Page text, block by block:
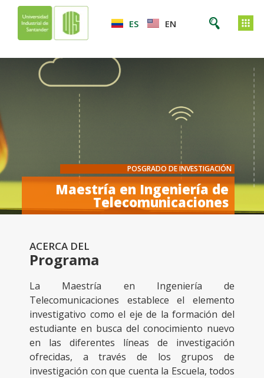
ES EN
POSGRADO DE INVESTIGACIÓN
Maestría en Ingeniería de
Telecomunicaciones
ACERCA DEL
Programa
La Maestría en Ingeniería de
Telecomunicaciones establece el elemento
investigativo como el eje de la formación del
estudiante en busca del conocimiento nuevo
en las diferentes líneas de investigación
ofrecidas, a través de los grupos de
investigación con que cuenta la Escuela, todos